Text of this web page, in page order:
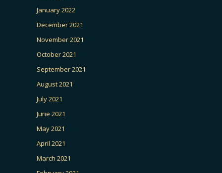
January 2022
December 2021
November 2021
October 2021
September 2021
August 2021
July 2021
June 2021
May 2021
April 2021
March 2021